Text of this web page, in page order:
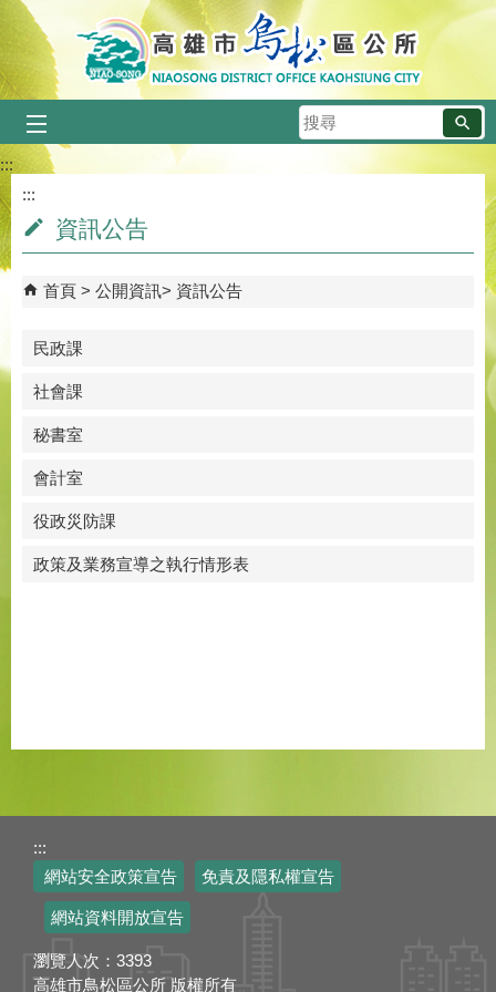
跳到主要內容區塊
搜
尋
:::
:::
資訊公告
首頁 公開資訊 資訊公告
民政課
社會課
秘書室
會計室
役政災防課
政策及業務宣導之執行情形表
:::
網站安全政策宣告
免責及隱私權宣告
網站資料開放宣告
瀏覽人次： 3393
高雄市鳥松區公所 版權所有